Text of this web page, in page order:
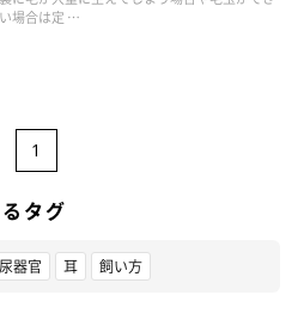
場合は定 …
1
タグ
器官 耳 飼い方